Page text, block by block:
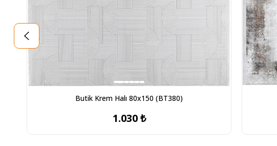
Butik Krem Halı 80x150 (BT380)
1.030 ₺